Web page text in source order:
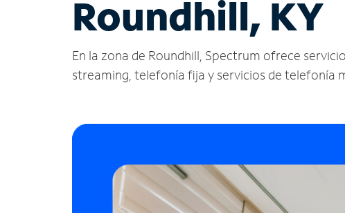
Roundhill, KY
En la zona de Roundhill, Spectrum ofrece
streaming, telefonía fija y servicios de telefonía